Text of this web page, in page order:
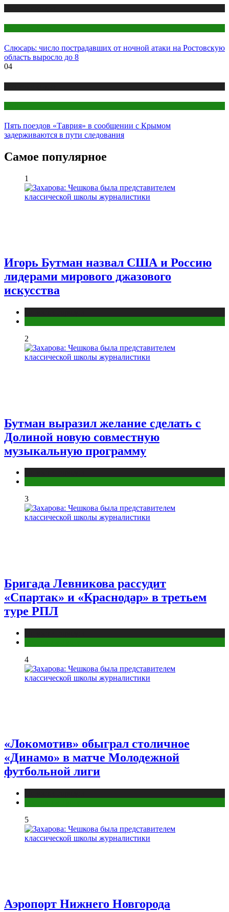
Слюсарь: число пострадавших от ночной атаки на Ростовскую
область выросло до 8
04
Пять поездов «Таврия» в сообщении с Крымом
задерживаются в пути следования
Самое популярное
1
Игорь Бутман назвал США и Россию
лидерами мирового джазового
искусства
2
Бутман выразил желание сделать с
Долиной новую совместную
музыкальную программу
3
Бригада Левникова рассудит
«Спартак» и «Краснодар» в третьем
туре РПЛ
4
«Локомотив» обыграл столичное
«Динамо» в матче Молодежной
футбольной лиги
5
Аэропорт Нижнего Новгорода